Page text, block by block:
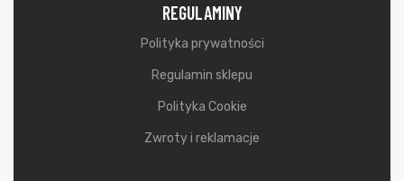
REGULAMINY
Polityka prywatności
Regulamin sklepu
Polityka Cookie
Zwroty i reklamacje